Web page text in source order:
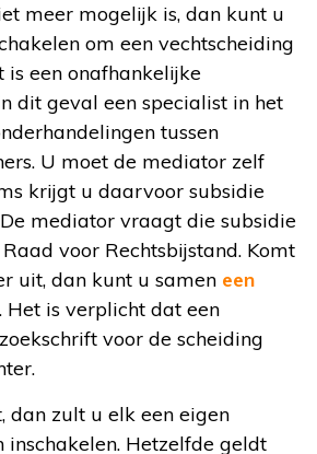
meer mogelijk is, dan kunt u
om een vechtscheiding
is een onafhankelijke
dit geval een specialist in het
tussen
U moet de mediator zelf
krijgt u daarvoor subsidie
mediator vraagt die subsidie
voor Rechtsbijstand. Komt
uit, dan kunt u samen een
. Het is verplicht dat een
voor de scheiding
dan zult u elk een eigen
inschakelen. Hetzelfde geldt